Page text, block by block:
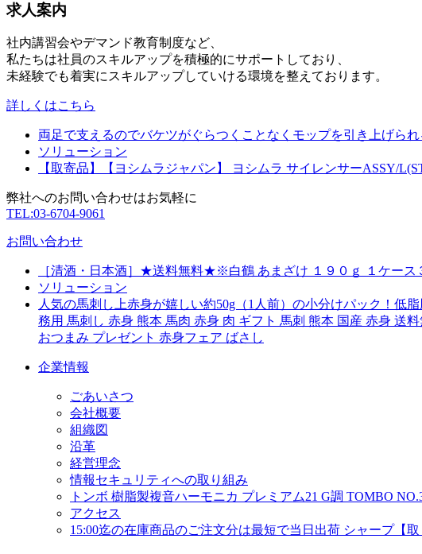
求人案内
社内講習会やデマンド教育制度など、
私たちは社員のスキルアップを積極的にサポートしており、
未経験でも着実にスキルアップしていける環境を整えております。
詳しくはこちら
両足で支えるのでバケツがぐらつくことなくモップを引き上げら
ソリューション
【取寄品】【ヨシムラジャパン】 ヨシムラ サイレンサーASSY/
弊社へのお問い合わせはお気軽に
TEL:03-6704-9061
お問い合わせ
［清酒・日本酒］★送料無料★※白鶴 あまざけ １９０ｇ １ケース
ソリューション
人気の馬刺し上赤身が嬉しい約50g（1人前）の小分けパック！低
務用 馬刺し 赤身 熊本 馬肉 赤身 肉 ギフト 馬刺 熊本 国産 赤身 送
おつまみ プレゼント 赤身フェア ばさし
企業情報
ごあいさつ
会社概要
組織図
沿革
経営理念
情報セキュリティへの取り組み
トンボ 樹脂製複音ハーモニカ プレミアム21 G調 TOMBO
アクセス
15:00迄の在庫商品のご注文分は最短で当日出荷 シャープ【